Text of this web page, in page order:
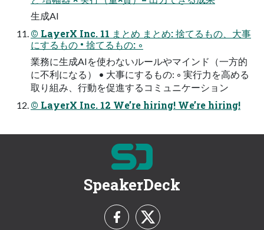
⽣成AI
© LayerX Inc. 11 まとめ まとめ: 捨てるもの、⼤事
にするもの • 捨てるもの: ◦
業務に⽣成AIを使わないルールやマインド（⼀⽅的
に不利になる） • ⼤事にするもの: ◦ 実⾏⼒を⾼める
取り組み、⾏動を促進するコミュニケーション
© LayerX Inc. 12 We’re hiring! We’re hiring!
SpeakerDeck